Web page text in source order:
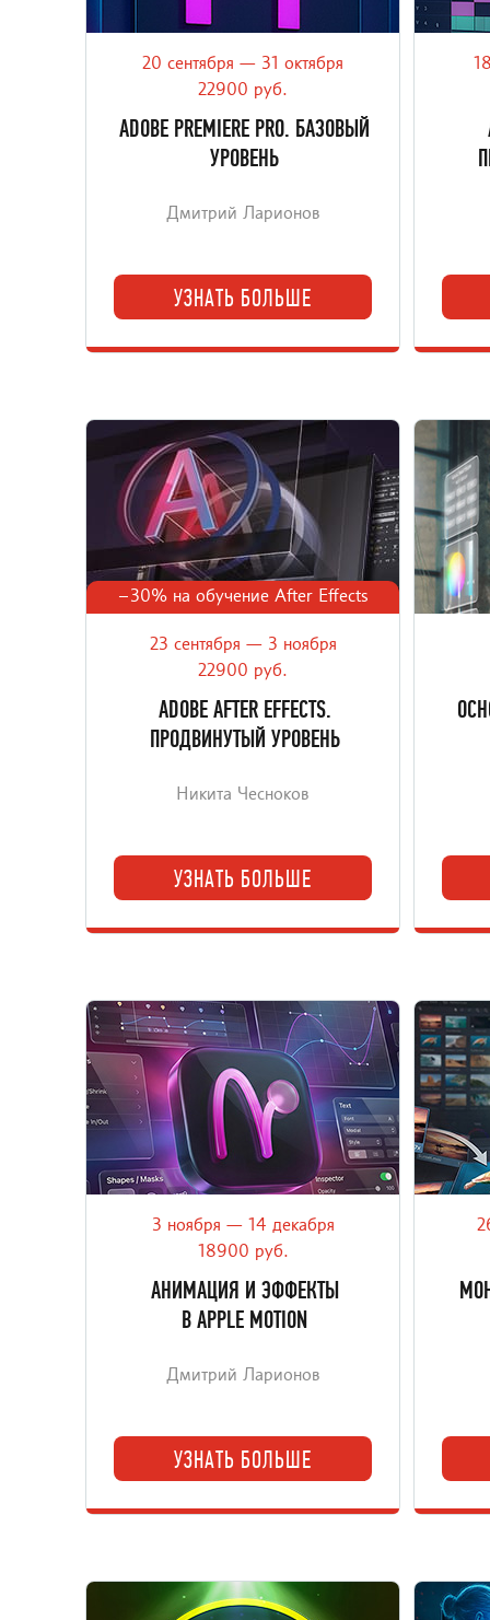
Обновлённый базовый онлайн-курс:
Premiere Pro для реальных задач
20 сентября — 31 октября
22900 руб.
ADOBE PREMIERE PRO. БАЗОВЫЙ
УРОВЕНЬ
Дмитрий Ларионов
УЗНАТЬ БОЛЬШЕ
Продолжение фундаментального
онлайн-курса After Effects.
–30% на обучение After Effects
23 сентября — 3 ноября
22900 руб.
ADOBE AFTER EFFECTS.
ПРОДВИНУТЫЙ УРОВЕНЬ
Никита Чесноков
УЗНАТЬ БОЛЬШЕ
Моушн-графика в Apple Motion 6:
титры, эффекты, частицы и 3D — для
3 ноября — 14 декабря
18900 руб.
АНИМАЦИЯ И ЭФФЕКТЫ
В APPLE MOTION
Дмитрий Ларионов
УЗНАТЬ БОЛЬШЕ